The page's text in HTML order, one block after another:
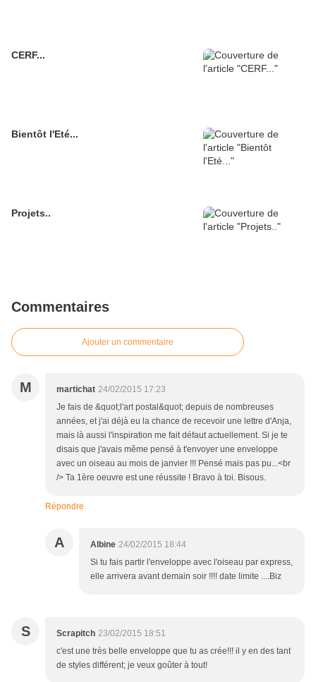
CERF...
Bientôt l'Eté...
Projets..
Commentaires
Ajouter un commentaire
M martichat 24/02/2015 17:23
Je fais de &quot;l'art postal&quot; depuis de nombreuses
années, et j'ai déjà eu la chance de recevoir une lettre d'Anja,
mais là aussi l'inspiration me fait défaut actuellement. Si je te
disais que j'avais même pensé à t'envoyer une enveloppe
avec un oiseau au mois de janvier !!! Pensé mais pas pu...<br
/> Ta 1ère oeuvre est une réussite ! Bravo à toi. Bisous.
Répondre
A Albine 24/02/2015 18:44
Si tu fais partir l'enveloppe avec l'oiseau par express,
elle arrivera avant demain soir !!!! date limite ....Biz
S Scrapitch 23/02/2015 18:51
c'est une très belle enveloppe que tu as crée!!! il y en des tant
de styles différent; je veux goûter à tout!